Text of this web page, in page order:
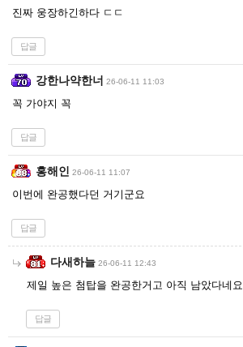
진짜 웅장하긴하다 ㄷㄷ
답글
강한나약한너 26-06-11 11:03
꼭 가야지 꼭
답글
홍해인 26-06-11 11:07
이번에 완공했다던 거기군요
답글
다새하늘 26-06-11 12:43
제일 높은 첨탑을 완공한거고 아직 남았다네요
답글